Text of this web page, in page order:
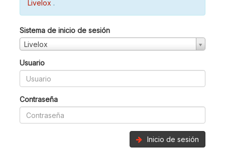
Livelox .
Sistema de inicio de sesión
Livelox
Usuario
Contraseña
Inicio de sesión